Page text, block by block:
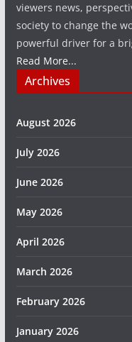
viewers news,
society to change the
powerful driver for a
Read More...
Archives
August 2026
July 2026
June 2026
May 2026
April 2026
March 2026
February 2026
January 2026